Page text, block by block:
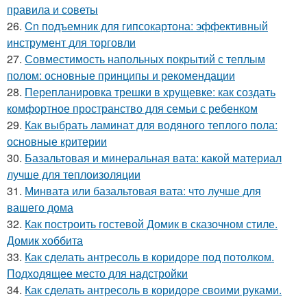
правила и советы
26. Cn подъемник для гипсокартона: эффективный
инструмент для торговли
27. Совместимость напольных покрытий с теплым
полом: основные принципы и рекомендации
28. Перепланировка трешки в хрущевке: как создать
комфортное пространство для семьи с ребенком
29. Как выбрать ламинат для водяного теплого пола:
основные критерии
30. Базальтовая и минеральная вата: какой материал
лучше для теплоизоляции
31. Минвата или базальтовая вата: что лучше для
вашего дома
32. Как построить гостевой Домик в сказочном стиле.
Домик хоббита
33. Как сделать антресоль в коридоре под потолком.
Подходящее место для надстройки
34. Как сделать антресоль в коридоре своими руками.